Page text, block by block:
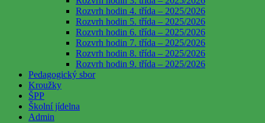
Rozvrh hodin 4. třída – 2025/2026
Rozvrh hodin 5. třída – 2025/2026
Rozvrh hodin 6. třída – 2025/2026
Rozvrh hodin 7. třída – 2025/2026
Rozvrh hodin 8. třída – 2025/2026
Rozvrh hodin 9. třída – 2025/2026
Pedagogický sbor
Kroužky
ŠPP
Školní jídelna
Admin